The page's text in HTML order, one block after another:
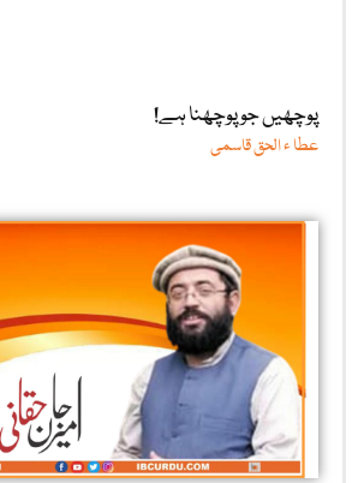
پوچھیں جو پوچھنا ہے!
عطا ء الحق قاسمی